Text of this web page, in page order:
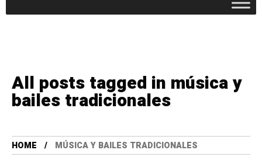
All posts tagged in música y
bailes tradicionales
HOME MÚSICA Y BAILES TRADICIONALES